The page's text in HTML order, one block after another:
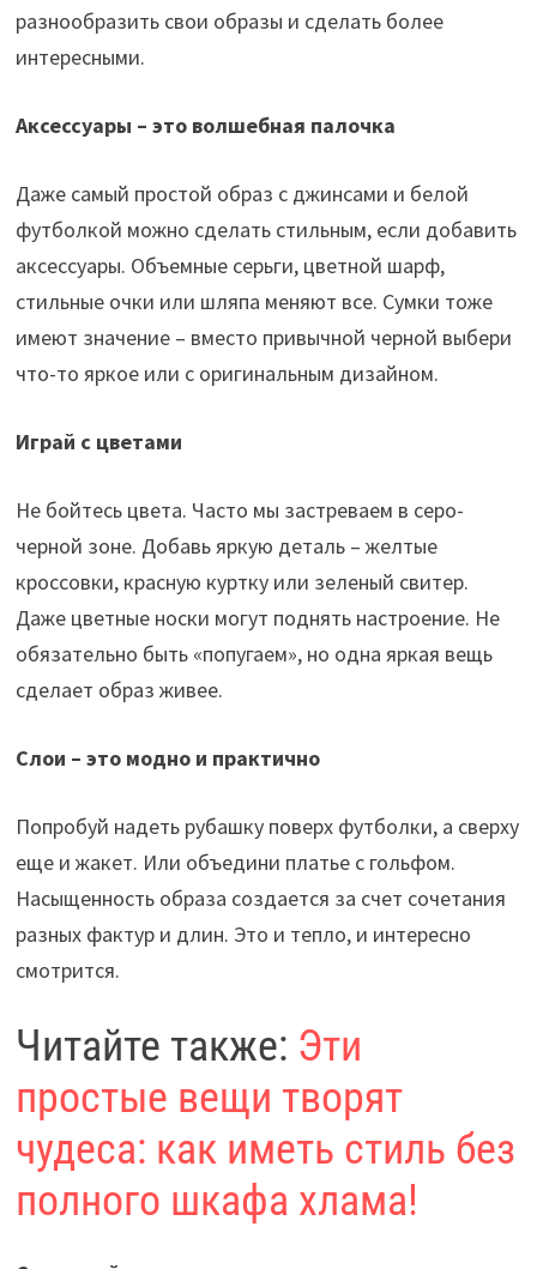
разнообразить свои образы и сделать более
интересными.
Аксессуары – это волшебная палочка
Даже самый простой образ с джинсами и белой
футболкой можно сделать стильным, если добавить
аксессуары. Объемные серьги, цветной шарф,
стильные очки или шляпа меняют все. Сумки тоже
имеют значение – вместо привычной черной выбери
что-то яркое или с оригинальным дизайном.
Играй с цветами
Не бойтесь цвета. Часто мы застреваем в серо-
черной зоне. Добавь яркую деталь – желтые
кроссовки, красную куртку или зеленый свитер.
Даже цветные носки могут поднять настроение. Не
обязательно быть «попугаем», но одна яркая вещь
сделает образ живее.
Слои – это модно и практично
Попробуй надеть рубашку поверх футболки, а сверху
еще и жакет. Или объедини платье с гольфом.
Насыщенность образа создается за счет сочетания
разных фактур и длин. Это и тепло, и интересно
смотрится.
Читайте также: Эти
простые вещи творят
чудеса: как иметь стиль без
полного шкафа хлама!